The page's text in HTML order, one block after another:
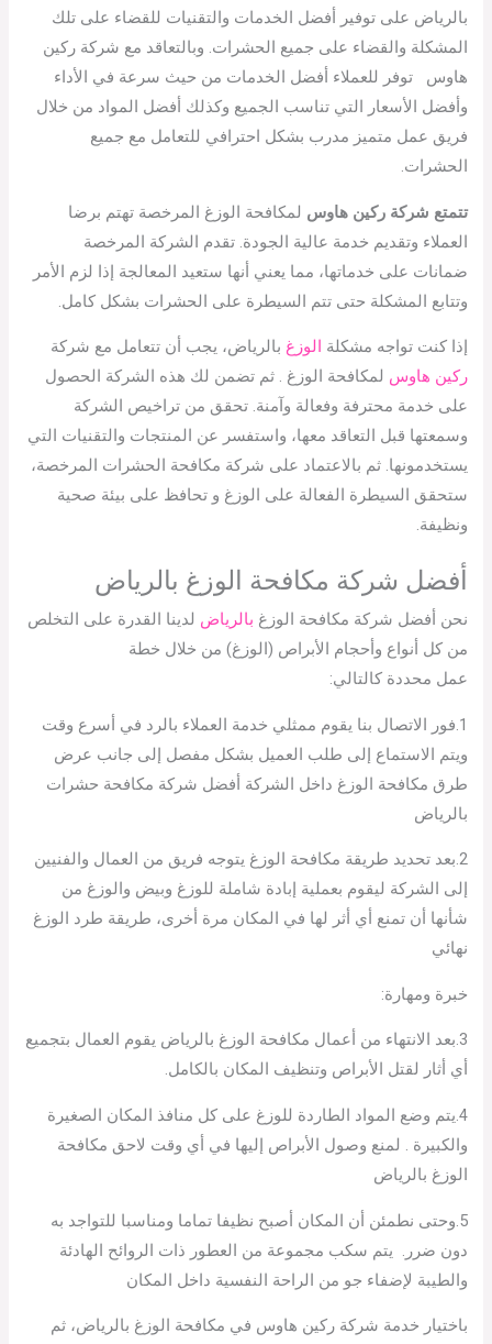
بالرياض على توفير أفضل الخدمات والتقنيات للقضاء على تلك
المشكلة والقضاء على جميع الحشرات. وبالتعاقد مع شركة ركين
هاوس توفر للعملاء أفضل الخدمات من حيث سرعة في الأداء
وأفضل الأسعار التي تناسب الجميع وكذلك أفضل المواد من خلال
فريق عمل متميز مدرب بشكل احترافي للتعامل مع جميع
الحشرات.
تتمتع شركة ركين هاوس لمكافحة الوزغ المرخصة تهتم برضا
العملاء وتقديم خدمة عالية الجودة. تقدم الشركة المرخصة
ضمانات على خدماتها، مما يعني أنها ستعيد المعالجة إذا لزم الأمر
وتتابع المشكلة حتى تتم السيطرة على الحشرات بشكل كامل.
إذا كنت تواجه مشكلة الوزغ بالرياض، يجب أن تتعامل مع شركة
ركين هاوس لمكافحة الوزغ . ثم تضمن لك هذه الشركة الحصول
على خدمة محترفة وفعالة وآمنة. تحقق من تراخيص الشركة
وسمعتها قبل التعاقد معها، واستفسر عن المنتجات والتقنيات التي
يستخدمونها. ثم بالاعتماد على شركة مكافحة الحشرات المرخصة،
ستحقق السيطرة الفعالة على الوزغ و تحافظ على بيئة صحية
ونظيفة.
أفضل شركة مكافحة الوزغ بالرياض
نحن أفضل شركة مكافحة الوزغ بالرياض لدينا القدرة على التخلص
من كل أنواع وأحجام الأبراص (الوزغ) من خلال خطة
عمل محددة كالتالي:
1.فور الاتصال بنا يقوم ممثلي خدمة العملاء بالرد في أسرع وقت
ويتم الاستماع إلى طلب العميل بشكل مفصل إلى جانب عرض
طرق مكافحة الوزغ داخل الشركة أفضل شركة مكافحة حشرات
بالرياض
2.بعد تحديد طريقة مكافحة الوزغ يتوجه فريق من العمال والفنيين
إلى الشركة ليقوم بعملية إبادة شاملة للوزغ وبيض والوزغ من
شأنها أن تمنع أي أثر لها في المكان مرة أخرى، طريقة طرد الوزغ
نهائي
خبرة ومهارة:
3.بعد الانتهاء من أعمال مكافحة الوزغ بالرياض يقوم العمال بتجميع
أي أثار لقتل الأبراص وتنظيف المكان بالكامل.
4.يتم وضع المواد الطاردة للوزغ على كل منافذ المكان الصغيرة
والكبيرة . لمنع وصول الأبراص إليها في أي وقت لاحق مكافحة
الوزغ بالرياض
5.وحتى نطمئن أن المكان أصبح نظيفا تماما ومناسبا للتواجد به
دون ضرر. يتم سكب مجموعة من العطور ذات الروائح الهادئة
والطيبة لإضفاء جو من الراحة النفسية داخل المكان
باختيار خدمة شركة ركين هاوس في مكافحة الوزغ بالرياض، ثم